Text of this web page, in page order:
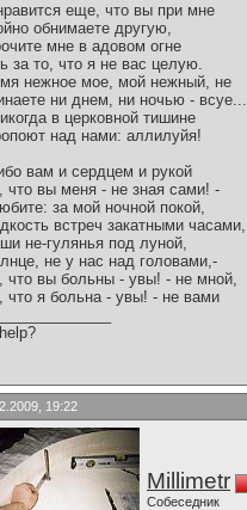
еще, что вы при мне
обнимаете другую,
мне в адовом огне
за то, что я не вас целую.
нежное мое, мой нежный, не
ни днем, ни ночью - всуе...
в церковной тишине
над нами: аллилуйя!
вам и сердцем и рукой
что вы меня - не зная сами! -
за мой ночной покой,
встреч закатными часами,
не-гулянья под луной,
не у нас над головами,-
что вы больны - увы! - не мной,
что я больна - увы! - не вами
19:22
Millimetr
Собеседник